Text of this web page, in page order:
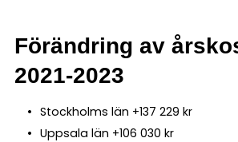
Förändring av
2021-2023
Stockholms län +137 229 kr
Uppsala län +106 030 kr